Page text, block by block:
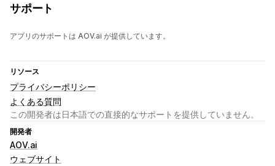
サポート
アプリのサポートは AOV.ai が提供しています。
リソース
プライバシーポリシー
よくある質問
この開発者は日本語での直接的なサポートを提供していません。
開発者
AOV.ai
ウェブサイト